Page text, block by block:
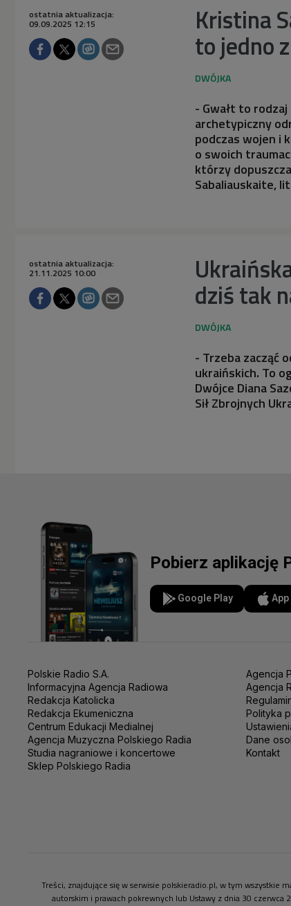
Kristina
to jedno
ostatnia aktualizacja:
09.09.2025 12:15
- Gwałt to
archetypiczny
podczas wojen i
o swoich
którzy
Sabaliauskaite,
dziś tak
ostatnia aktualizacja:
21.11.2025 10:00
- Trzeba zacząć
ukraińskich. To
Dwójce Diana
Sił Zbrojnych
Pobierz aplikację
Google Play
Polskie Radio S.A.
Informacyjna Agencja Radiowa
Redakcja Katolicka
Redakcja Ekumeniczna
Centrum Edukacji Medialnej
Agencja Muzyczna Polskiego Radia
Studia nagraniowe i koncertowe
Sklep Polskiego Radia
Agencja
Agencja
Polityka
Dane
Kontakt
Treści, znajdujące się w serwisie polskieradio.pl, w tym wszystkie
autorskim i prawach pokrewnych lub Ustawy z dnia 30 czerwca